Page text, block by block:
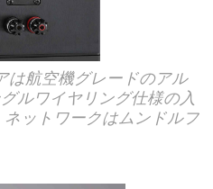
は航空機グレードのアル
ルワイヤリング仕様の入
ットワークはムンドルフ